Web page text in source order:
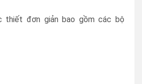
thiết đơn giản bao gồm các bộ